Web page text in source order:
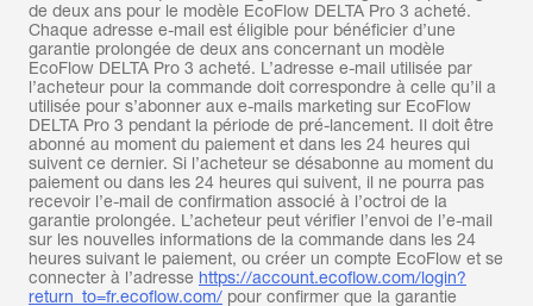
de deux ans pour le modèle EcoFlow DELTA Pro 3 acheté.
Chaque adresse e-mail est éligible pour bénéficier d’une
garantie prolongée de deux ans concernant un modèle
EcoFlow DELTA Pro 3 acheté. L’adresse e-mail utilisée par
l’acheteur pour la commande doit correspondre à celle qu’il a
utilisée pour s’abonner aux e-mails marketing sur EcoFlow
DELTA Pro 3 pendant la période de pré-lancement. Il doit être
abonné au moment du paiement et dans les 24 heures qui
suivent ce dernier. Si l’acheteur se désabonne au moment du
paiement ou dans les 24 heures qui suivent, il ne pourra pas
recevoir l’e-mail de confirmation associé à l’octroi de la
garantie prolongée. L’acheteur peut vérifier l’envoi de l’e-mail
sur les nouvelles informations de la commande dans les 24
heures suivant le paiement, ou créer un compte EcoFlow et se
connecter à l’adresse https://account.ecoflow.com/login?
return_to=fr.ecoflow.com/ pour confirmer que la garantie